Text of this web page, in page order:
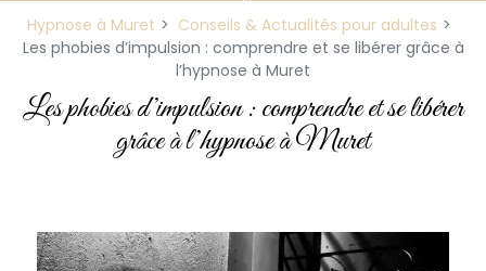
Hypnose à Muret
Conseils & Actualités pour adultes
Les phobies d’impulsion : comprendre et se libérer grâce à
l’hypnose à Muret
Les phobies d’impulsion : comprendre et se libérer
grâce à l’hypnose à Muret